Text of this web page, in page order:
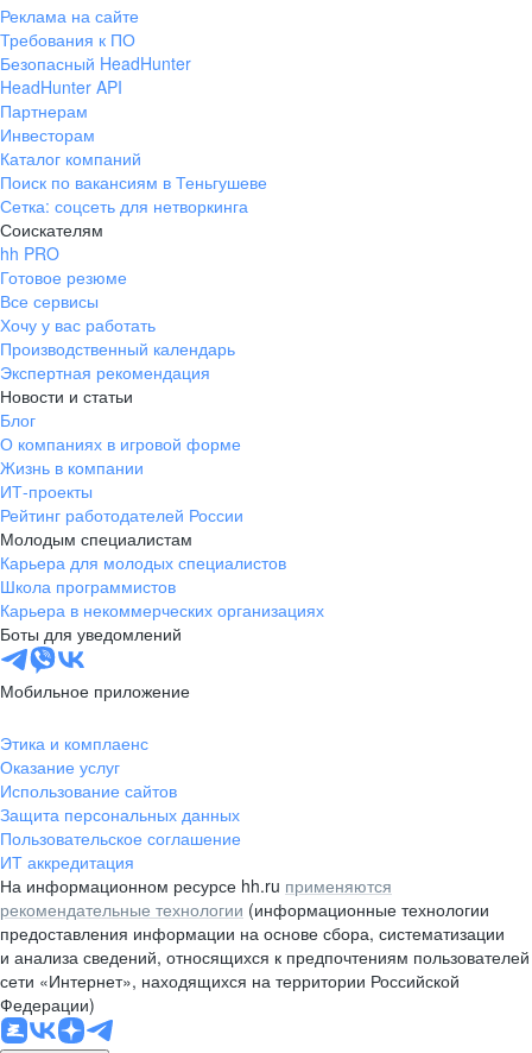
Реклама на сайте
Требования к ПО
Безопасный HeadHunter
HeadHunter API
Партнерам
Инвесторам
Каталог компаний
Поиск по вакансиям в Теньгушеве
Сетка: соцсеть для нетворкинга
Соискателям
hh PRO
Готовое резюме
Все сервисы
Хочу у вас работать
Производственный календарь
Экспертная рекомендация
Новости и статьи
Блог
О компаниях в игровой форме
Жизнь в компании
ИТ-проекты
Рейтинг работодателей России
Молодым специалистам
Карьера для молодых специалистов
Школа программистов
Карьера в некоммерческих организациях
Боты для уведомлений
Мобильное приложение
Этика и комплаенс
Оказание услуг
Использование сайтов
Защита персональных данных
Пользовательское соглашение
ИТ аккредитация
На информационном ресурсе hh.ru применяются
рекомендательные технологии (информационные технологии
предоставления информации на основе сбора, систематизации
и анализа сведений, относящихся к предпочтениям пользователей
сети «Интернет», находящихся на территории Российской
Федерации)